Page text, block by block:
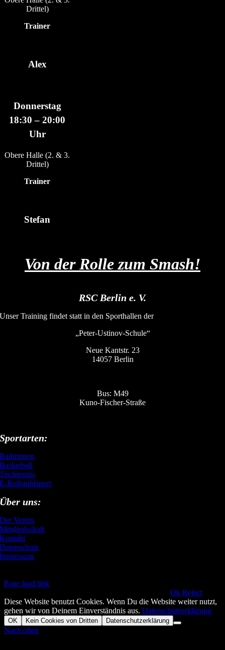
Drittel)
Trainer
Alex
Donnerstag
18:30 – 20:00
Uhr
Obere Halle (2. & 3.
Drittel)
Trainer
Stefan
Von der Rolle zum Smash!
RSC Berlin e. V.
Unser Training findet statt in den Sporthallen der
„Peter-Ustinov-Schule“
Neue Kantstr. 23
14057 Berlin
Bus: M49
Kuno-Fischer-Straße
Sportarten:
Badminton
Basketball
Tischtennis
E-Rollstuhlsport
Über uns:
Der Verein
Mitgliedschaft
Kontakt
Datenschutz
Impressum
Page load link
Ok Reject
Diese Website benutzt Cookies. Wenn Du die Website weiter nutzt,
gehen wir von Deinem Einverständnis aus. Datenschutzerklärung
OK Kein Cookies von Dritten Datenschutzerklärung
Nach oben